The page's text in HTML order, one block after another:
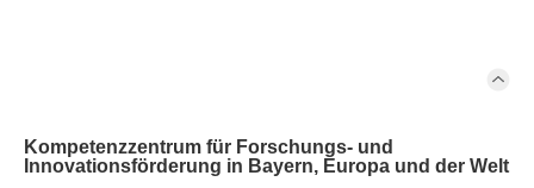
Kompetenzzentrum für Forschungs- und
Innovationsförderung in Bayern, Europa und der Welt